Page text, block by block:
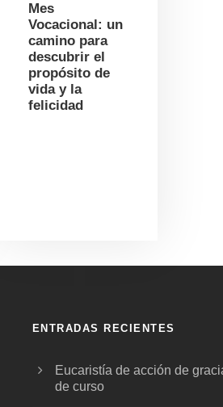
Mes
Vocacional: un
camino para
descubrir el
propósito de
vida y la
felicidad
ENTRADAS RECIENTES
Eucaristía de acción de
de curso